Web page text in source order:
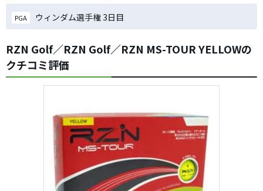
PGA ウィンダム選手権 3日目
RZN Golf／RZN Golf／RZN MS-TOUR YELLOWの
クチコミ評価